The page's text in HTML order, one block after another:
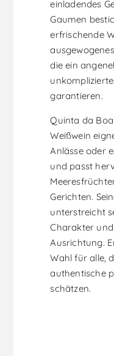
einladendes
Gaumen
erfrischende
die ein
garantieren.
Quinta da
Weißwein
Anlässe oder
und passt
Gerichten.
unterstreicht
Charakter
Ausrichtung.
Wahl für alle,
authentische
schätzen.